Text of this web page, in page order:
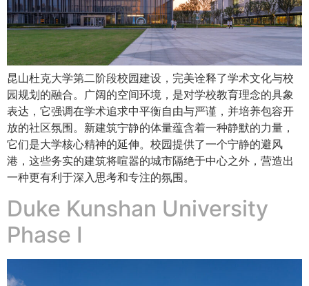
昆山杜克大学第二阶段校园建设，完美诠释了学术文化与校
园规划的融合。广阔的空间环境，是对学校教育理念的具象
表达，它强调在学术追求中平衡自由与严谨，并培养包容开
放的社区氛围。新建筑宁静的体量蕴含着一种静默的力量，
它们是大学核心精神的延伸。校园提供了一个宁静的避风
港，这些务实的建筑将喧嚣的城市隔绝于中心之外，营造出
一种更有利于深入思考和专注的氛围。
Duke Kunshan University
Phase I